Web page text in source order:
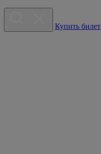
Купить билет